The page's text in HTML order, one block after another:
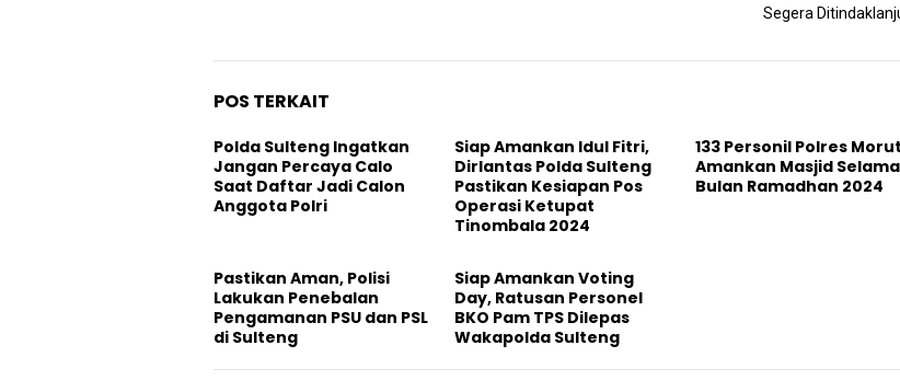
Segera
POS TERKAIT
Polda Sulteng Ingatkan
Jangan Percaya Calo
Saat Daftar Jadi Calon
Anggota Polri
Siap Amankan Idul Fitri,
Dirlantas Polda Sulteng
Pastikan Kesiapan Pos
Operasi Ketupat
Tinombala 2024
133 Personil Polres Morut
Amankan Masjid Selama
Bulan Ramadhan 2024
Pastikan Aman, Polisi
Lakukan Penebalan
Pengamanan PSU dan PSL
di Sulteng
Siap Amankan Voting
Day, Ratusan Personel
BKO Pam TPS Dilepas
Wakapolda Sulteng